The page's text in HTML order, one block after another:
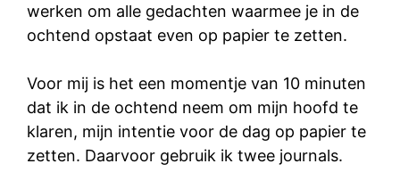
werken om alle gedachten waarmee je in de
ochtend opstaat even op papier te zetten.
Voor mij is het een momentje van 10 minuten
dat ik in de ochtend neem om mijn hoofd te
klaren, mijn intentie voor de dag op papier te
zetten. Daarvoor gebruik ik twee journals.